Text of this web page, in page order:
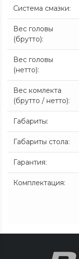
Система смазки:
Вес головы
(брутто):
Вес головы
(нетто):
Вес комлекта
(брутто / нетто):
Габариты:
Габариты стола:
Гарантия:
Комплектация: